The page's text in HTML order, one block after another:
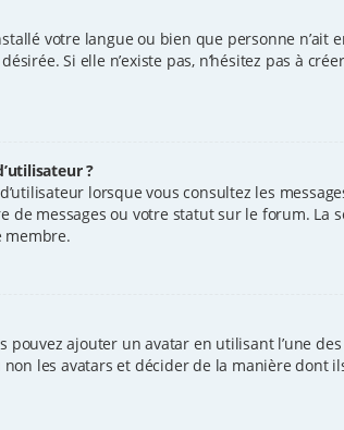
votre langue ou bien que personne n’ait
Si elle n’existe pas, n’hésitez pas à
?
lorsque vous consultez les
messages ou votre statut sur le forum. La
membre.
pouvez ajouter un avatar en utilisant l’une
les avatars et décider de la manière dont